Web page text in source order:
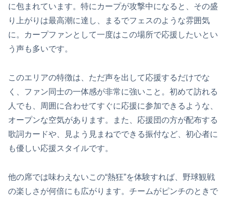
に包まれています。特にカープが攻撃中になると、その盛
り上がりは最高潮に達し、まるでフェスのような雰囲気
に。カープファンとして一度はこの場所で応援したいとい
う声も多いです。
このエリアの特徴は、ただ声を出して応援するだけでな
く、ファン同士の一体感が非常に強いこと。初めて訪れる
人でも、周囲に合わせてすぐに応援に参加できるような、
オープンな空気があります。また、応援団の方が配布する
歌詞カードや、見よう見まねでできる振付など、初心者に
も優しい応援スタイルです。
他の席では味わえないこの“熱狂”を体験すれば、野球観戦
の楽しさが何倍にも広がります。チームがピンチのときで